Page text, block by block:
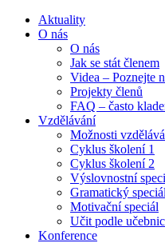
Aktuality
O nás
O nás
Jak se stát členem
Videa – Poznejte
Projekty členů
FAQ – často
Vzdělávání
Možnosti
Cyklus školení 1
Cyklus školení 2
Výslovnostní
Gramatický speciál
Motivační speciál
Učit podle
Konference